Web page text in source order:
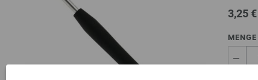
3,25 €
MENGE